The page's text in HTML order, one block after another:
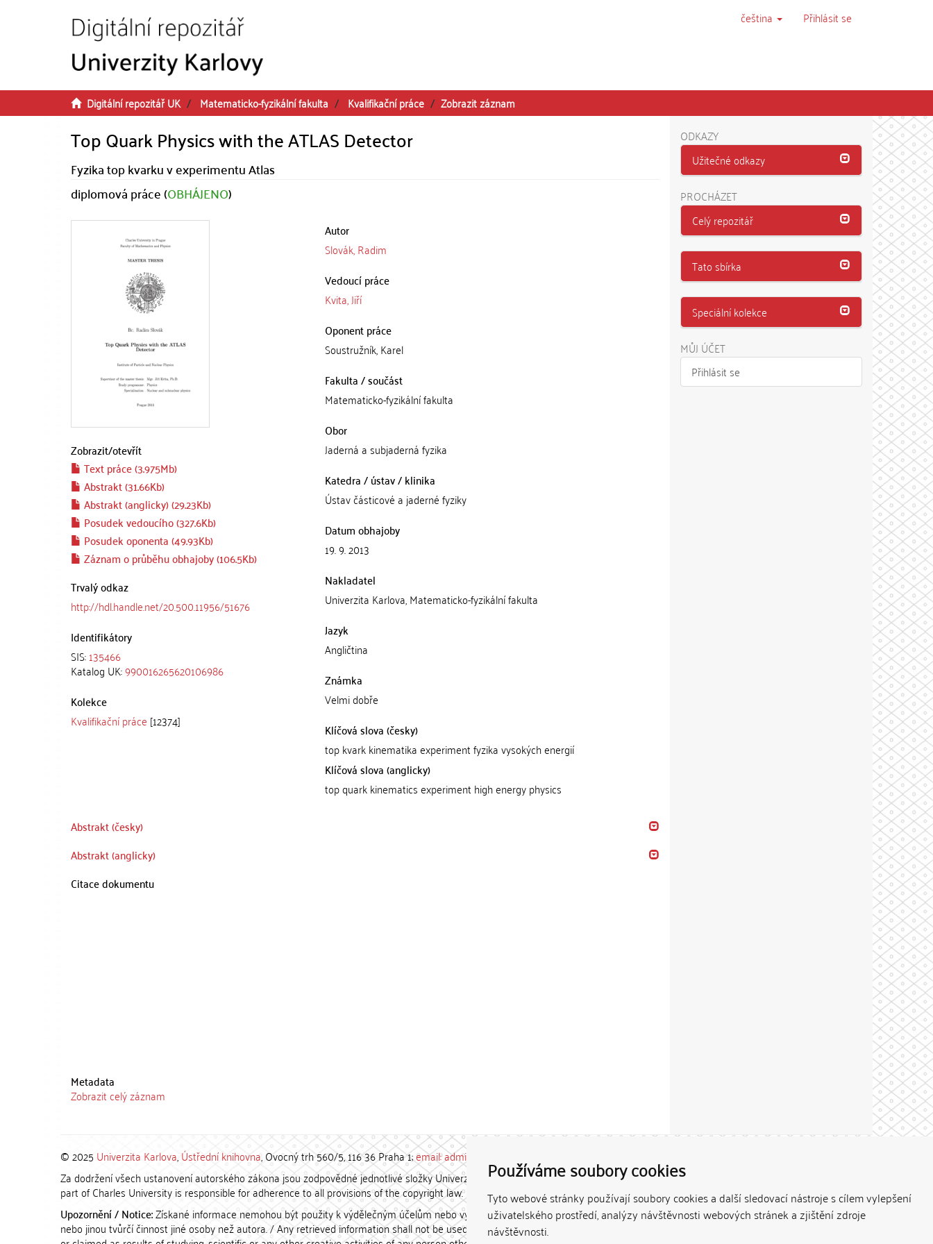
Používáme soubory cookies
Tyto webové stránky používají soubory cookies a další sledovací nástroje s cílem vylepšení
uživatelského prostředí, analýzy návštěvnosti webových stránek a zjištění zdroje
návštěvnosti.
čeština Přihlásit se
Digitální repozitář UK Matematicko-fyzikální fakulta Kvalifikační práce Zobrazit záznam
Top Quark Physics with the ATLAS Detector
Fyzika top kvarku v experimentu Atlas
diplomová práce (OBHÁJENO)
Zobrazit/otevřít
Text práce (3.975Mb)
Abstrakt (31.66Kb)
Abstrakt (anglicky) (29.23Kb)
Posudek vedoucího (327.6Kb)
Posudek oponenta (49.93Kb)
Záznam o průběhu obhajoby (106.5Kb)
Trvalý odkaz
http://hdl.handle.net/20.500.11956/51676
Identifikátory
SIS:135466
Katalog UK:990016265620106986
Kolekce
Kvalifikační práce [12374]
Autor
Slovák, Radim
Vedoucí práce
Kvita, Jiří
Oponent práce
Soustružník, Karel
Fakulta / součást
Matematicko-fyzikální fakulta
Obor
Jaderná a subjaderná fyzika
Katedra / ústav / klinika
Ústav částicové a jaderné fyziky
Datum obhajoby
19. 9. 2013
Nakladatel
Univerzita Karlova, Matematicko-fyzikální fakulta
Jazyk
Angličtina
Známka
Velmi dobře
Klíčová slova (česky)
top kvark kinematika experiment fyzika vysokých energií
Klíčová slova (anglicky)
top quark kinematics experiment high energy physics
Abstrakt (česky)
Abstrakt (anglicky)
Citace dokumentu
Metadata
Zobrazit celý záznam
ODKAZY
Užitečné odkazy
PROCHÁZET
Celý repozitář
Tato sbírka
Speciální kolekce
MŮJ ÚČET
Přihlásit se
© 2025 Univerzita Karlova,Ústřední knihovna, Ovocný trh 560/5, 116 36 Praha 1;email: admin-repozitar [at] cuni.cz
Za dodržení všech ustanovení autorského zákona jsou zodpovědné jednotlivé složky Univerzity Karlovy. / Each constituent
part of Charles University is responsible for adherence to all provisions of the copyright law.
Upozornění / Notice:Získané informace nemohou být použity k výdělečným účelům nebo vydávány za studijní, vědeckou
nebo jinou tvůrčí činnost jiné osoby než autora. / Any retrieved information shall not be used for any commercial purposes